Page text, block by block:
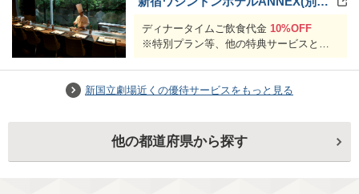
ディナータイムご飲食代金 10%OFF
※特別プラン等、他の特典サービスとの
※割引限度額は10,000円とさせていただ
きます
新国立劇場近くの優待サービスをもっと見る
他の都道府県から探す